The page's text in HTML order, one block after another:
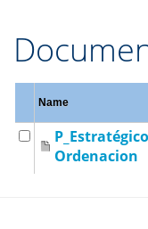
Name
Ordenacion